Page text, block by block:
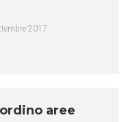
2017
aree